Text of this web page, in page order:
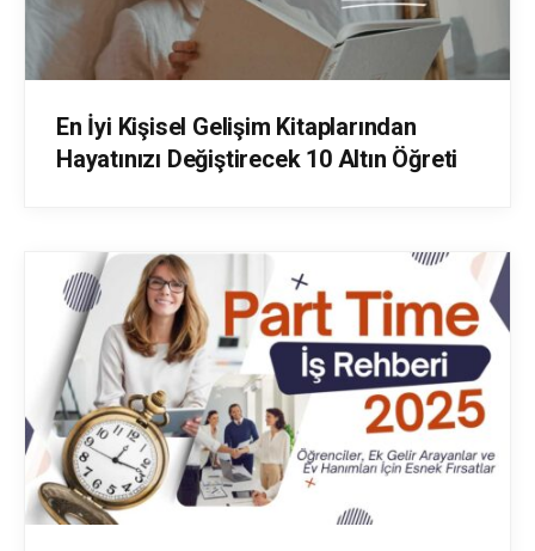
En İyi Kişisel Gelişim Kitaplarından
Hayatınızı Değiştirecek 10 Altın Öğreti